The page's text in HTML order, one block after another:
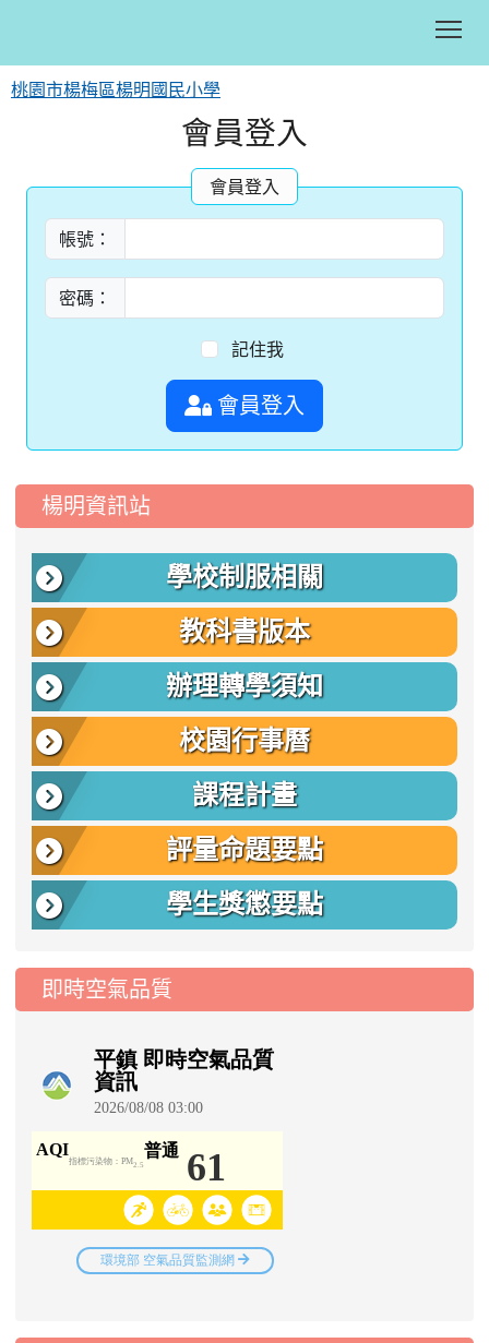
桃園市楊梅區楊明國民小學
會員登入
會員登入
帳號：
密碼：
記住我
會員登入
::: 楊明資訊站
學校制服相關
教科書版本
辦理轉學須知
校園行事曆
課程計畫
評量命題要點
學生獎懲要點
即時空氣品質